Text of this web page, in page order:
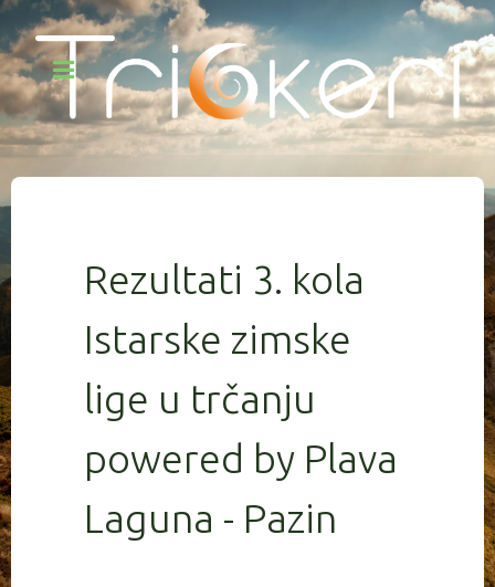
Rezultati 3. kola
Istarske zimske
lige u trčanju
powered by Plava
Laguna - Pazin